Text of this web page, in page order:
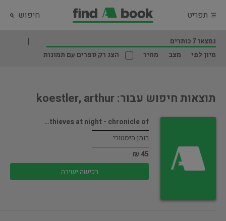
תפריט חיפוש
נמצאו 7 כותרים
מיון לפי
מצב מחיר הצג רק ספרים עם תמונות
תוצאות חיפוש עבור: koestler, arthur
thieves at night - chronicle of…
רומן היסטורי
45 ₪
רכישה ישירה